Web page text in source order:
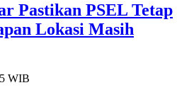
Pastikan PSEL Tetap
Lokasi Masih
WIB